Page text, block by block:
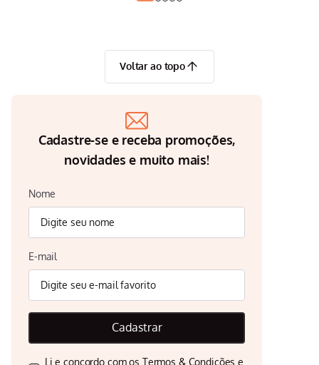
Voltar ao topo
Cadastre-se e receba promoções,
novidades e muito mais!
Nome
E-mail
Cadastrar
Li e concordo com os Termos & Condições e